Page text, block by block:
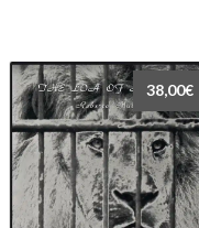
38,00€